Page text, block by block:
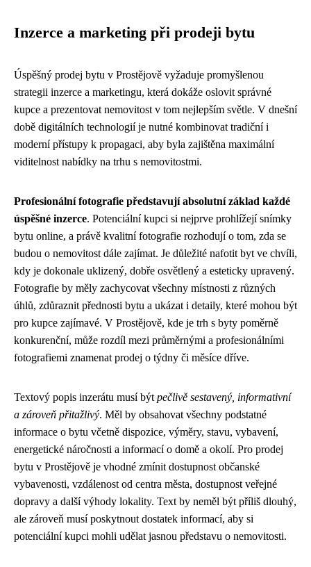
Inzerce a marketing při prodeji bytu
Úspěšný prodej bytu v Prostějově vyžaduje promyšlenou
strategii inzerce a marketingu, která dokáže oslovit správné
kupce a prezentovat nemovitost v tom nejlepším světle. V dnešní
době digitálních technologií je nutné kombinovat tradiční i
moderní přístupy k propagaci, aby byla zajištěna maximální
viditelnost nabídky na trhu s nemovitostmi.
Profesionální fotografie představují absolutní základ každé
úspěšné inzerce. Potenciální kupci si nejprve prohlížejí snímky
bytu online, a právě kvalitní fotografie rozhodují o tom, zda se
budou o nemovitost dále zajímat. Je důležité nafotit byt ve chvíli,
kdy je dokonale uklizený, dobře osvětlený a esteticky upravený.
Fotografie by měly zachycovat všechny místnosti z různých
úhlů, zdůraznit přednosti bytu a ukázat i detaily, které mohou být
pro kupce zajímavé. V Prostějově, kde je trh s byty poměrně
konkurenční, může rozdíl mezi průměrnými a profesionálními
fotografiemi znamenat prodej o týdny či měsíce dříve.
Textový popis inzerátu musí být pečlivě sestavený, informativní
a zároveň přitažlivý. Měl by obsahovat všechny podstatné
informace o bytu včetně dispozice, výměry, stavu, vybavení,
energetické náročnosti a informací o domě a okolí. Pro prodej
bytu v Prostějově je vhodné zmínit dostupnost občanské
vybavenosti, vzdálenost od centra města, dostupnost veřejné
dopravy a další výhody lokality. Text by neměl být příliš dlouhý,
ale zároveň musí poskytnout dostatek informací, aby si
potenciální kupci mohli udělat jasnou představu o nemovitosti.